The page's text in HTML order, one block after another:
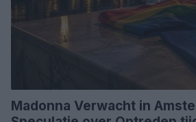
Madonna Verwacht in